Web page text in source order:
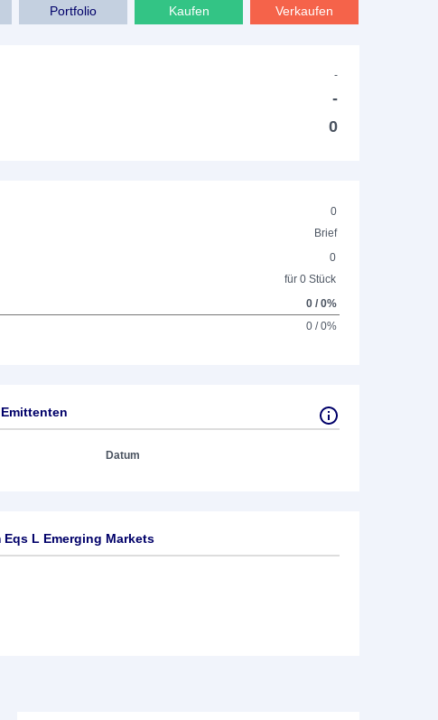
Verkaufen
Kaufen
Portfolio
-
-
0
0
Brief
0
für 0 Stück
0 / 0%
0 / 0%
Datum
Eqs L Emerging Markets